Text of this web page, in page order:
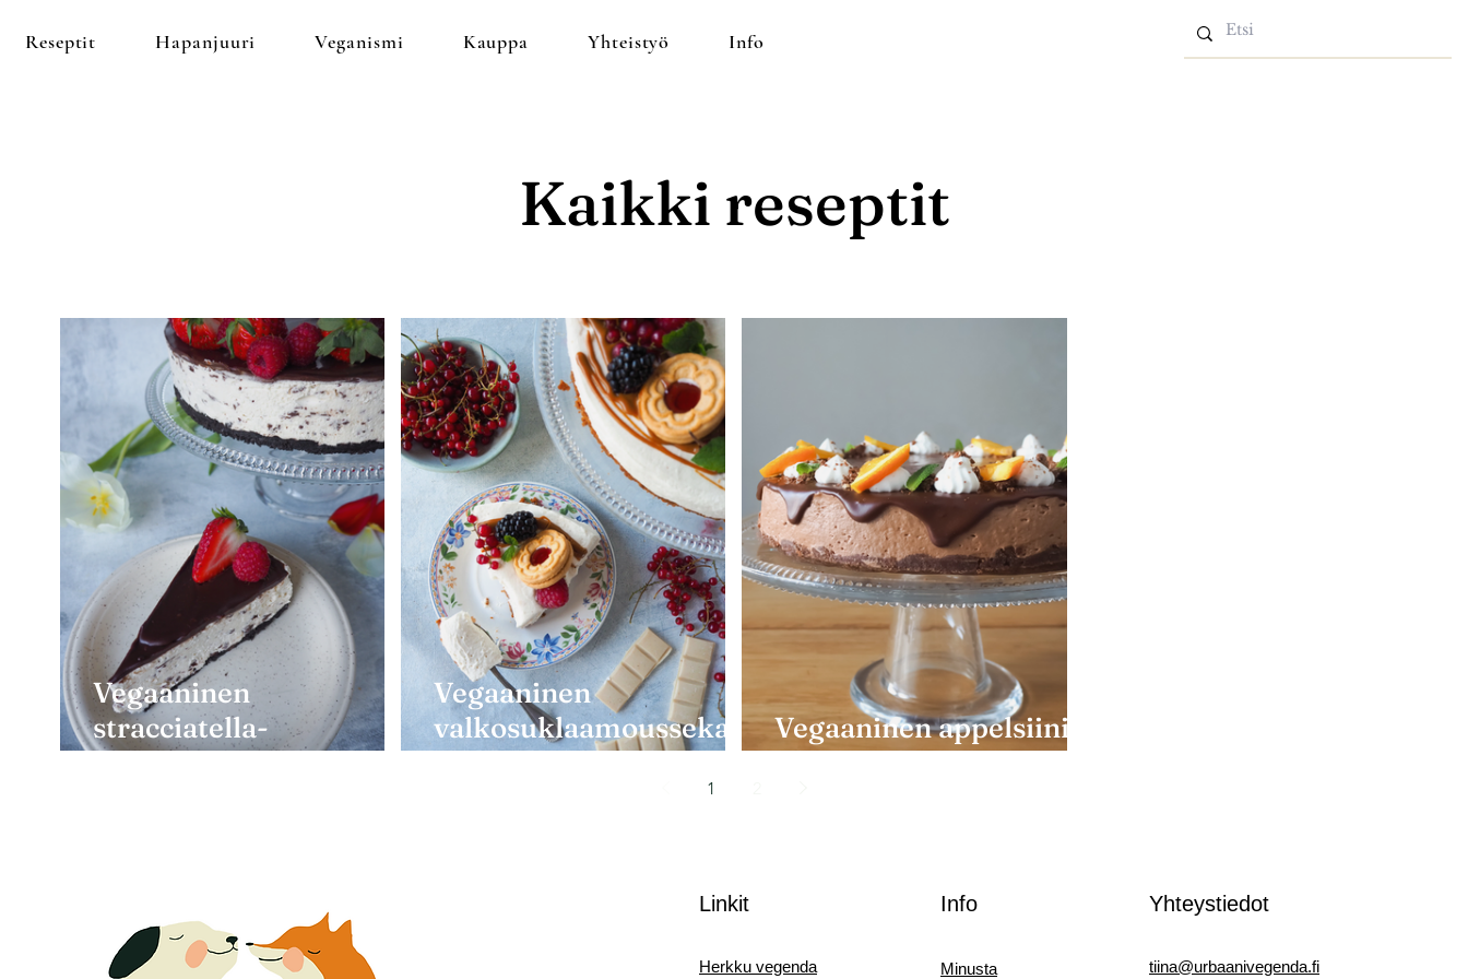
Reseptit Hapanjuuri Veganismi Kauppa Yhteistyö Info
Kaikki reseptit
Vegaaninen
stracciatella-
moussekakku
Vegaaninen
valkosuklaamoussekak
ku
Vegaaninen appelsiini-
suklaamoussekakku
1
Linkit
Herkku vegenda
Info
Minusta
Yhteystiedot
tiina@urbaanivegenda.fi